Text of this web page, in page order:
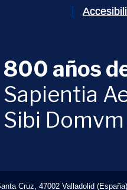
ventana)
en una nueva ventana)
(se abrirá en una nueva
800 años
Sapientia
Sibi Domvm
Cruz, 47002 Valladolid (España)